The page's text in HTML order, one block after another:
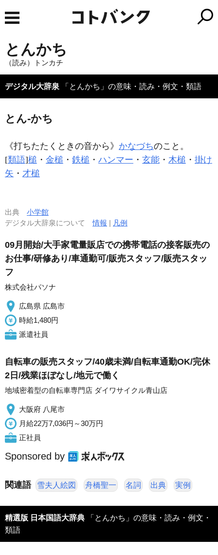
とんかち
（読み）トンカチ
デジタル大辞泉 「とんかち」の意味・読み・例文・類語
とん‐かち
《打ちたたくときの音から》 かなづちのこと。
[類語]槌 ・ 金槌 ・ 鉄槌 ・ ハンマー ・ 玄能 ・ 木槌 ・ 掛け
矢 ・ 才槌
出典 小学館
デジタル大辞泉について情報 | 凡例
09月開始/大手家電量販店での携帯電話の接客販売の
お仕事/研修あり/車通勤可/販売スタッフ/販売スタッ
フ
株式会社パソナ
広島県 広島市
時給1,480円
派遣社員
自転車の販売スタッフ/40歳未満/自転車通勤OK/完休
2日/残業ほぼなし/地元で働く
地域密着型の自転車専門店 ダイワサイクル青山店
大阪府 八尾市
月給22万7,036円～30万円
正社員
Sponsored by
関連語 雪夫人絵図 舟橋聖一 名詞 出典 実例
精選版 日本国語大辞典 「とんかち」の意味・読み・例文・
類語